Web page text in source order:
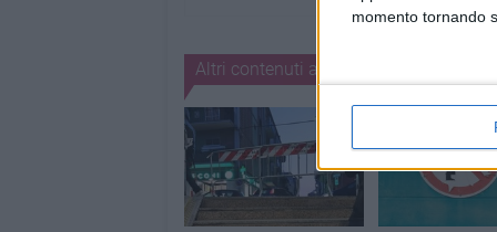
momento tornando
Altri contenuti a tema